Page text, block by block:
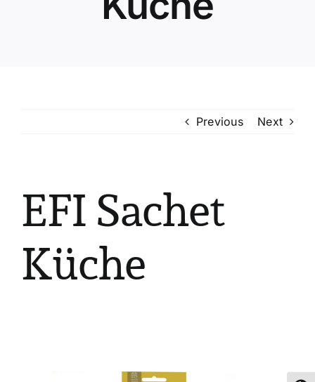
Previous Next
EFI Sachet
Küche